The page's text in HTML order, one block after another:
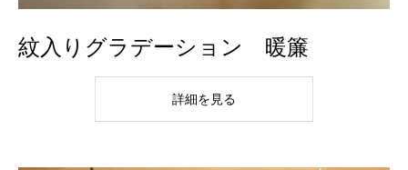
紋入りグラデーション 暖簾
詳細を見る